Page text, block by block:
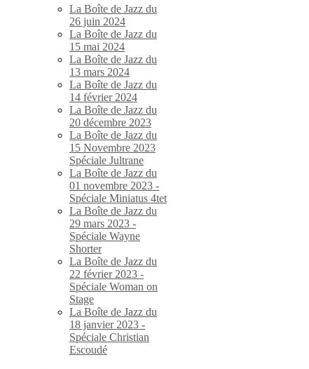
La Boîte de Jazz du
26 juin 2024
La Boîte de Jazz du
15 mai 2024
La Boîte de Jazz du
13 mars 2024
La Boîte de Jazz du
14 février 2024
La Boîte de Jazz du
20 décembre 2023
La Boîte de Jazz du
15 Novembre 2023
Spéciale Jultrane
La Boîte de Jazz du
01 novembre 2023 -
Spéciale Miniatus 4tet
La Boîte de Jazz du
29 mars 2023 -
Spéciale Wayne
Shorter
La Boîte de Jazz du
22 février 2023 -
Spéciale Woman on
Stage
La Boîte de Jazz du
18 janvier 2023 -
Spéciale Christian
Escoudé